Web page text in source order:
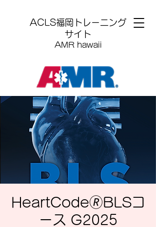
​ACLS福岡トレーニング
サイト
AMR hawaii
HeartCode🄬BLSコ
ース G2025